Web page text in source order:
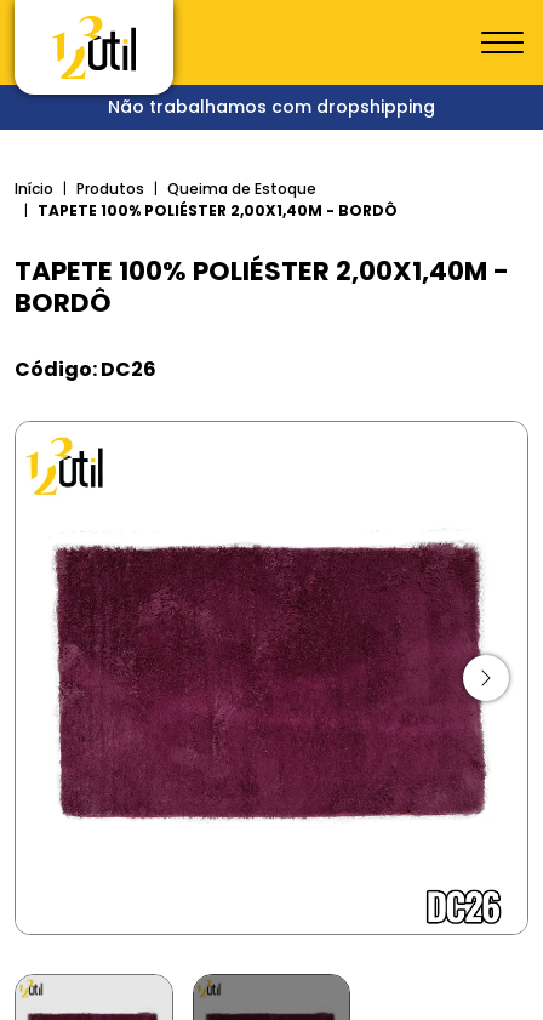
Não trabalhamos com dropshipping
Início Produtos
Queima de Estoque
TAPETE 100% POLIÉSTER 2,00X1,40M - BORDÔ
TAPETE 100% POLIÉSTER 2,00X1,40M -
BORDÔ
Código: DC26